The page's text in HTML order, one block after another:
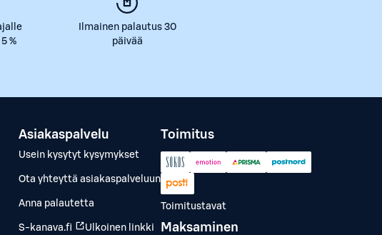
%
Ilmainen palautus 30
päivää
Asiakaspalvelu
Usein kysytyt kysymykset
Ota yhteyttä asiakaspalveluun
Anna palautetta
S-kanava.fi Ulkoinen linkki
Toimitus
Toimitustavat
Maksaminen